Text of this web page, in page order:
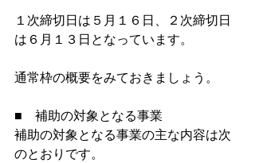
１次締切日は５月１６日、２次締切日
は６月１３日となっています。
通常枠の概要をみておきましょう。
■　補助の対象となる事業
補助の対象となる事業の主な内容は次
のとおりです。